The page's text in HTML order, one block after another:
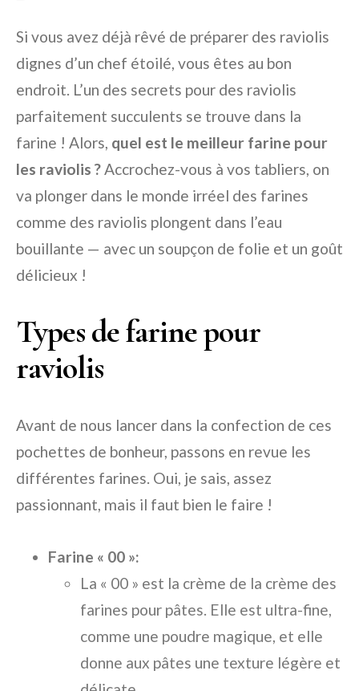
Si vous avez déjà rêvé de préparer des raviolis
dignes d’un chef étoilé, vous êtes au bon
endroit. L’un des secrets pour des raviolis
parfaitement succulents se trouve dans la
farine ! Alors, quel est le meilleur farine pour
les raviolis ?Accrochez-vous à vos tabliers, on
va plonger dans le monde irréel des farines
comme des raviolis plongent dans l’eau
bouillante — avec un soupçon de folie et un goût
délicieux !
Types de farine pour
raviolis
Avant de nous lancer dans la confection de ces
pochettes de bonheur, passons en revue les
différentes farines. Oui, je sais, assez
passionnant, mais il faut bien le faire !
Farine « 00 »:
La « 00 » est la crème de la crème des
farines pour pâtes. Elle est ultra-fine,
comme une poudre magique, et elle
donne aux pâtes une texture légère et